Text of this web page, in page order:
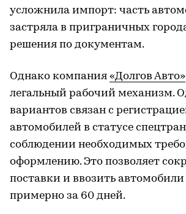
усложнила импорт: часть
застряла в приграничных
решения по документам.
Однако компания «Долгов Авто»
легальный рабочий механизм.
вариантов связан с
автомобилей в статусе
соблюдении необходимых
оформлению. Это позволяет
поставки и ввозить
примерно за 60 дней.